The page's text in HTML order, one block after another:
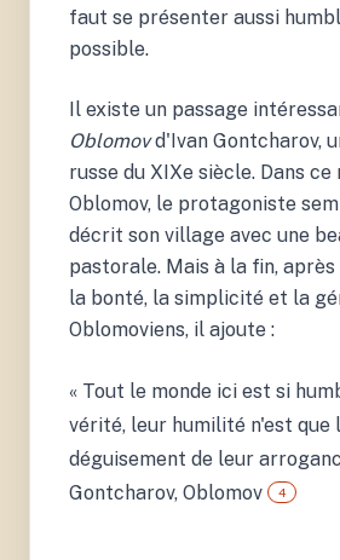
faut se présenter aussi
possible.
Il existe un passage
Oblomovd'Ivan Gontcharov,
russe du XIXe siècle. Dans ce
Oblomov, le protagoniste
décrit son village avec une
pastorale. Mais à la fin, après
la bonté, la simplicité et la
Oblomoviens, il ajoute :
« Tout le monde ici est si
vérité, leur humilité n'est que
déguisement de leur
Gontcharov, Oblomov
4
Turkish: Ergin
Istanbul: Iletisim